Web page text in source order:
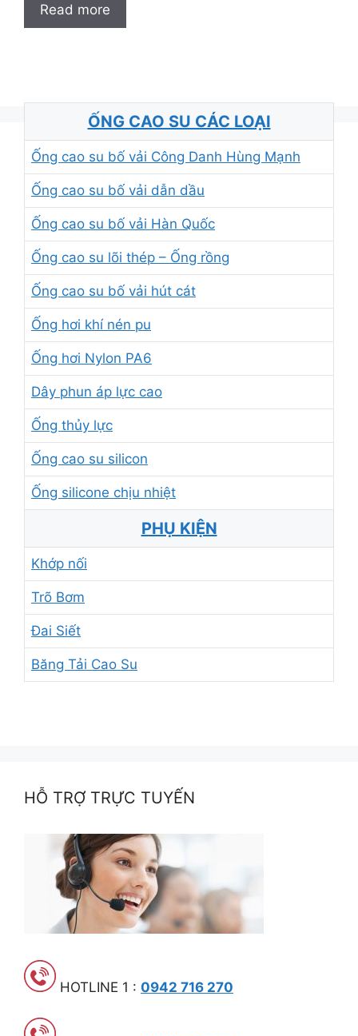
Read more
ỐNG CAO SU CÁC LOẠI
Ống cao su bố vải Công Danh Hùng Mạnh
Ống cao su bố vải dẫn dầu
Ống cao su bố vải Hàn Quốc
Ống cao su lõi thép – Ống rồng
Ống cao su bố vải hút cát
Ống hơi khí nén pu
Ống hơi Nylon PA6
Dây phun áp lực cao
Ống thủy lực
Ống cao su silicon
Ống silicone chịu nhiệt
PHỤ KIỆN
Khớp nối
Trõ Bơm
Đai Siết
Băng Tải Cao Su
HỖ TRỢ TRỰC TUYẾN
HOTLINE 1 : 0942 716 270